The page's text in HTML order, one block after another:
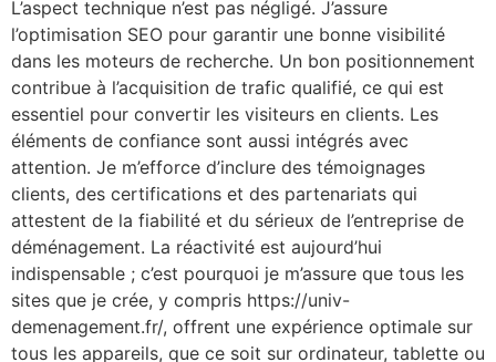
L’aspect technique n’est pas négligé. J’assure
l’optimisation SEO pour garantir une bonne visibilité
dans les moteurs de recherche. Un bon positionnement
contribue à l’acquisition de trafic qualifié, ce qui est
essentiel pour convertir les visiteurs en clients. Les
éléments de confiance sont aussi intégrés avec
attention. Je m’efforce d’inclure des témoignages
clients, des certifications et des partenariats qui
attestent de la fiabilité et du sérieux de l’entreprise de
déménagement. La réactivité est aujourd’hui
indispensable ; c’est pourquoi je m’assure que tous les
sites que je crée, y compris https://univ-
demenagement.fr/, offrent une expérience optimale sur
tous les appareils, que ce soit sur ordinateur, tablette ou